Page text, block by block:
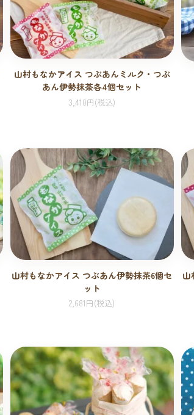
山村もなかアイス つぶあんミルク・つぶ
あん伊勢抹茶各4個セット
3,410円(税込)
山村もなかアイス つぶあん伊勢抹茶6個セ
ット
2,681円(税込)
山